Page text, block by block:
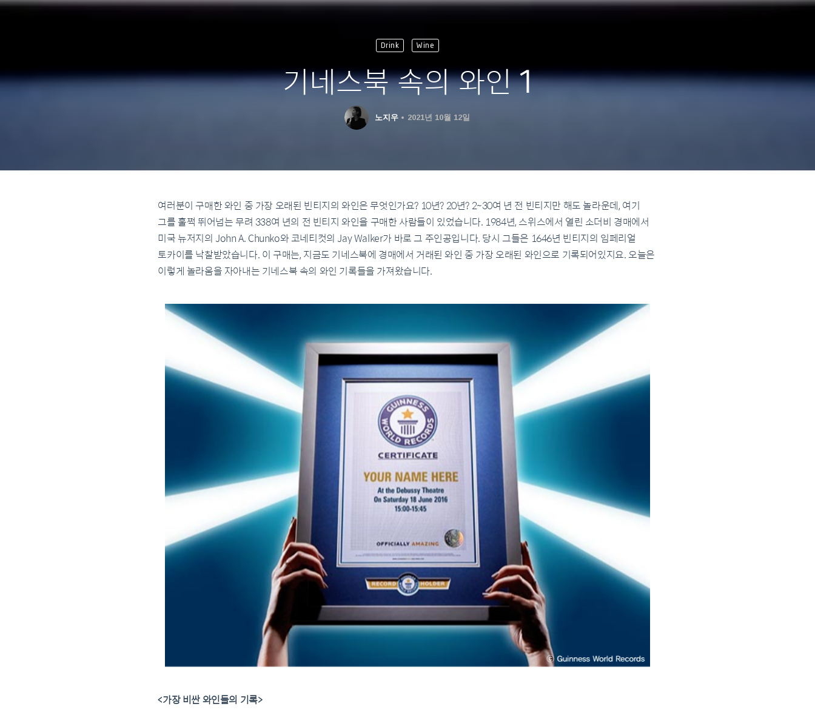
Drink Wine
기네스북 속의 와인 1
노지우 2021년 10월 12일
여러분이 구매한 와인 중 가장 오래된 빈티지의 와인은 무엇인가요? 10년? 20년? 2~30여 년 전 빈티지만 해도 놀라운데, 여기
그를 훌쩍 뛰어넘는 무려 338여 년의 전 빈티지 와인을 구매한 사람들이 있었습니다. 1984년, 스위스에서 열린 소더비 경매에서
미국 뉴저지의 John A. Chunko와 코네티컷의 Jay Walker가 바로 그 주인공입니다. 당시 그들은 1646년 빈티지의 임페리얼
토카이를 낙찰받았습니다. 이 구매는, 지금도 기네스북에 경매에서 거래된 와인 중 가장 오래된 와인으로 기록되어있지요. 오늘은
이렇게 놀라움을 자아내는 기네스북 속의 와인 기록들을 가져왔습니다.
<가장 비싼 와인들의 기록>